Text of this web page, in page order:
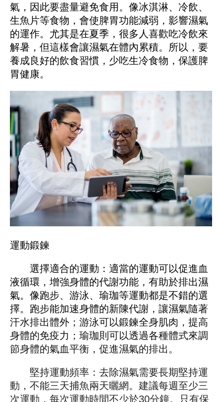
氣，因此要盡量避免食用。像冰淇淋、冷飲、
生魚片等食物，會使脾胃功能減弱，影響濕氣
的運作。尤其是在夏季，很多人喜歡吃冷飲來
解暑，但這樣會讓濕氣在體內累積。所以，要
養成良好的飲食習慣，少吃生冷食物，保護脾
胃健康。
運動鍛鍊
選擇適合的運動：適當的運動可以促進血
液循環，增強身體的代謝功能，有助於排出濕
氣。像跑步、游泳、瑜珈等運動都是不錯的選
擇。跑步能加速身體的新陳代謝，讓濕氣隨著
汗水排出體外；游泳可以鍛鍊全身肌肉，提高
身體的免疫力；瑜珈則可以透過各種體式來調
節身體的氣血平衡，促進濕氣的排出。
堅持運動頻率：去除濕氣需要長期堅持運
動，不能三天捕魚兩天曬網。建議每週至少三
次運動，每次運動時間不少於30分鐘。只有保